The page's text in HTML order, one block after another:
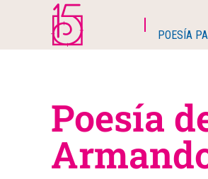
POESÍA
Poesía